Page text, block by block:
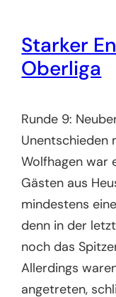
Starker
Oberliga
Runde 9:
Unentschieden
Wolfhagen war
Gästen aus
mindestens
denn in der
noch das
Allerdings
angetreten,